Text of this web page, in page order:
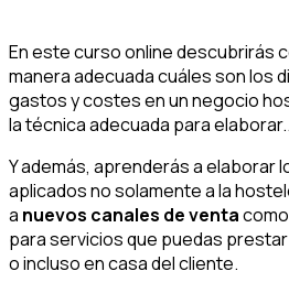
En este curso online descubrirás
manera adecuada cuáles son los
gastos y costes en un negocio
la técnica adecuada para
Y además, aprenderás a elaborar
aplicados no solamente a la
a nuevos canales de venta
para servicios que puedas
o incluso en casa del cliente.